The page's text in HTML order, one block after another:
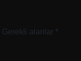
Gerekli alanlar *